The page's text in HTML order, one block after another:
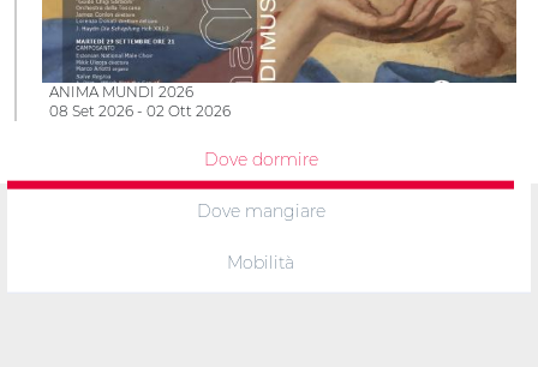
ANIMA MUNDI 2026
08 Set 2026 - 02 Ott 2026
Dove dormire
Dove mangiare
Mobilità